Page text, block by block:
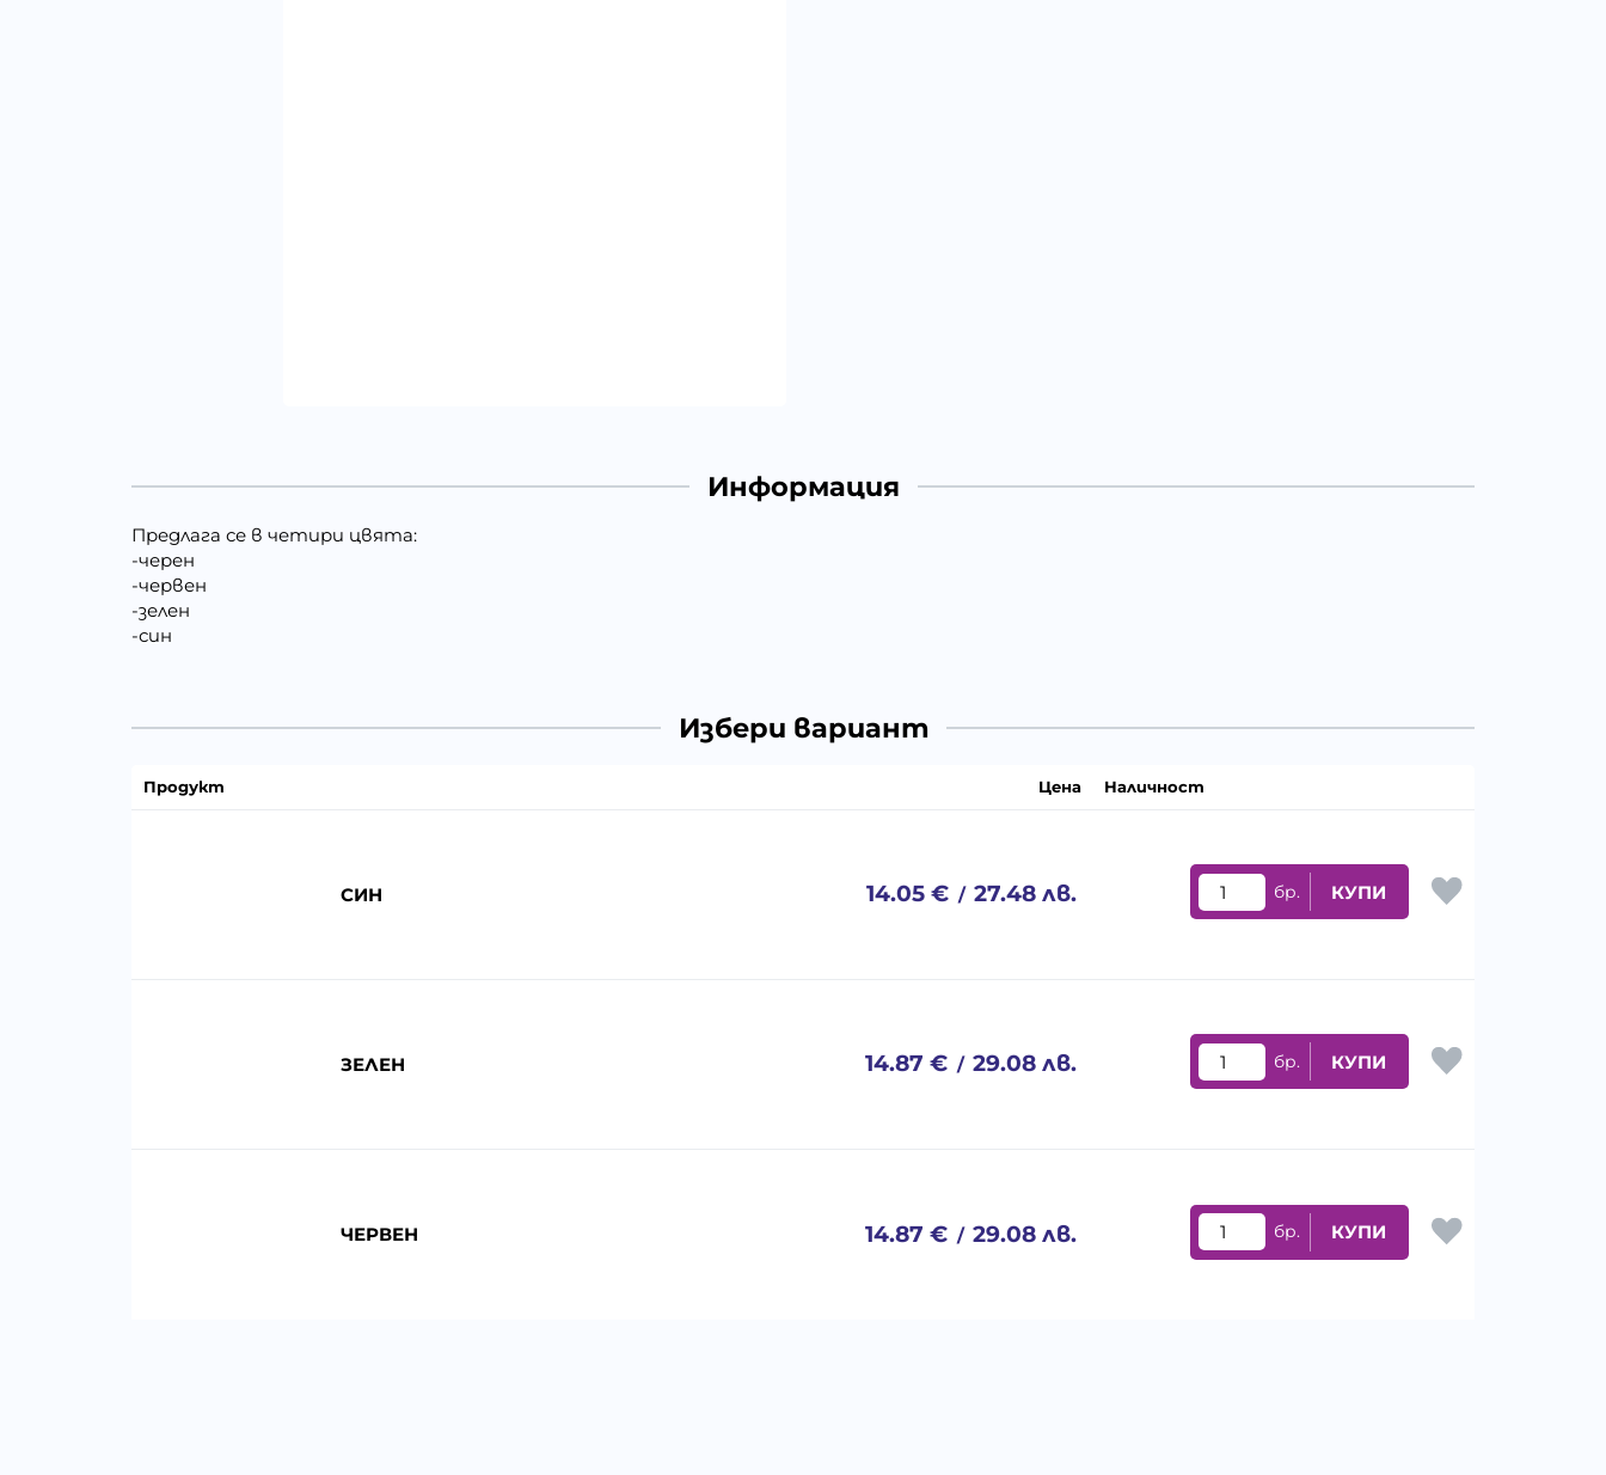
Информация
Предлага се в четири цвята:
-черен
-червен
-зелен
-син
Избери вариант
Продукт Цена Наличност
СИН 14.05 € / 27.48 лв. бр. КУПИ
ЗЕЛЕН 14.87 € / 29.08 лв. бр. КУПИ
ЧЕРВЕН 14.87 € / 29.08 лв. бр. КУПИ